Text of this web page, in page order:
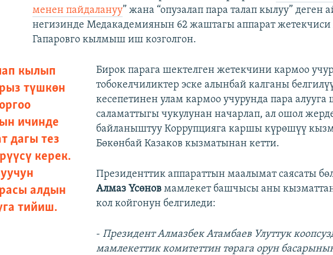
менен пайдалануу” жана “опузалап пара талап кылуу” деген
негизинде Медакадемиянын 62 жаштагы аппарат
Гапаровго кылмыш иш козголгон.
кылып
түшкөн
ичинде
дагы тез
керек.
алдын
тийиш.
Бирок парага шектелген жетекчини кармоо
тобокелчиликтер эске алынбай калганы
кесепетинен улам кармоо учурунда пара
саламаттыгы чукулунан начарлап, ал ошол
байланыштуу Коррупцияга каршы күрөшүү
Бөкөнбай Казаков кызматынан кетти.
Президенттик аппараттын маалымат саясаты
Алмаз Үсөновмамлекет башчысы аны
кол койгонун белгиледи:
- Президент Алмазбек Атамбаев Улуттук
мамлекеттик комитеттин төрага орун